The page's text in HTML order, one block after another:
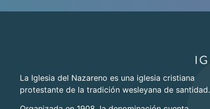
La Iglesia del Nazareno es una iglesia cristiana
protestante de la tradición wesleyana de santidad.